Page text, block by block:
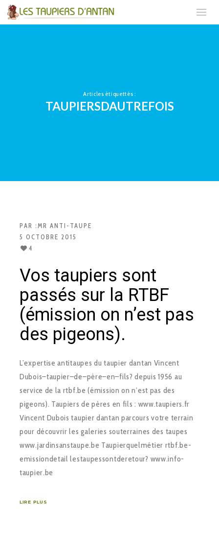
Articles étiquettés :
TAUPIERSDAUTREFOIS
PAR :MR ANTI-TAUPE
5 OCTOBRE 2015
4
Vos taupiers sont
passés sur la RTBF
(émission on n’est pas
des pigeons).
L’expertise anti­taupes du taupier dantan Vincent
Dubois–taupier–de–père–en–fils? depuis 1956 au
service de la rtbf.be (émission on n’est pas des
pigeons). Taupiers de pères en fils : www.taupiers.fr
Vincent Dubois taupier dantan parcours votre terrain
pour découvrir les galeries souterraines des taupes
www.jardin­sans­taupe.be Taupier­quel­métier rtbf.be­
emission­detail ­les­taupes­sont­de­retour? www.info­
taupier.be
LIRE PLUS